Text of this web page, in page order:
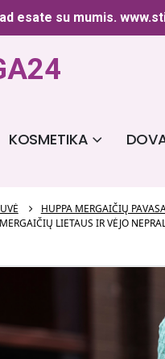
esate su mumis.
KOSMETIKA
HUPPA MERGAIČIŲ
LIETAUS IR VĖJO